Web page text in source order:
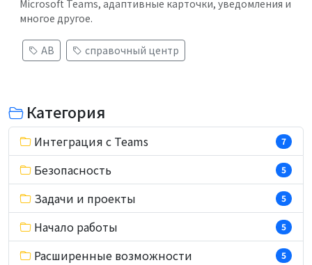
Microsoft Teams, адаптивные карточки, уведомления и
многое другое.
AB справочный центр
Категория
Интеграция с Teams 7
Безопасность 5
Задачи и проекты 5
Начало работы 5
Расширенные возможности 5